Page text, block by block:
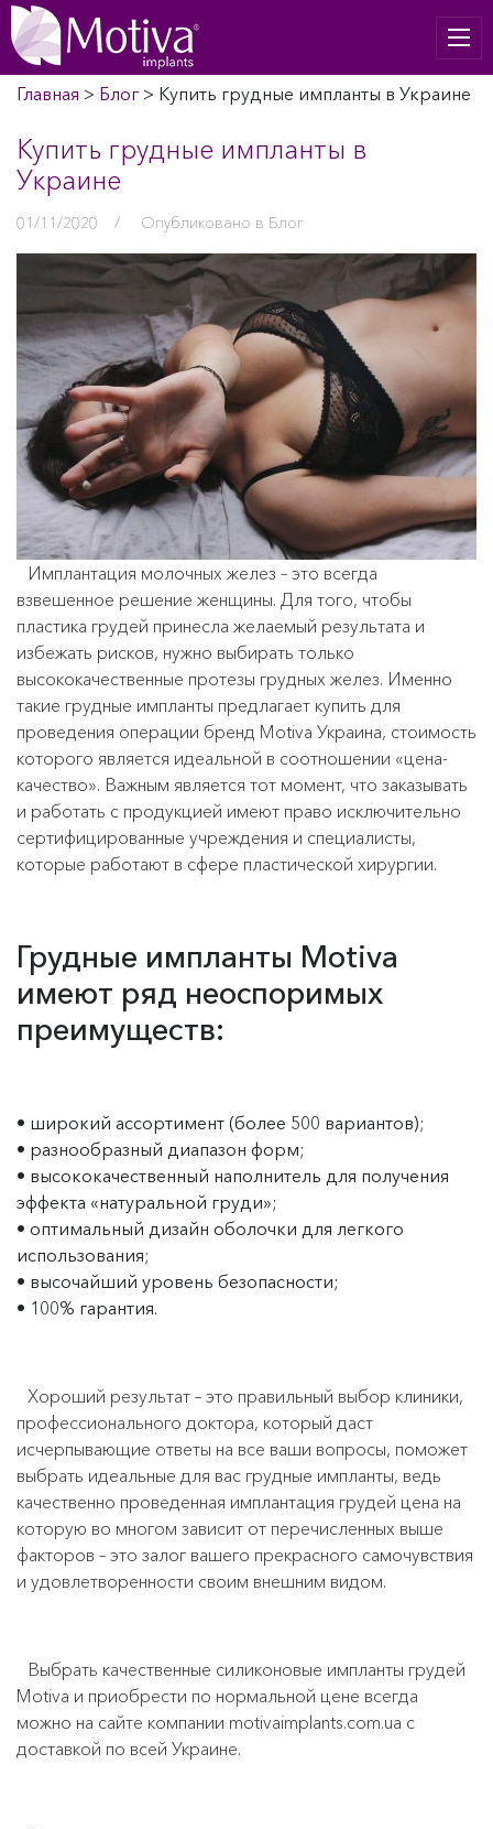
Главная > Блог > Купить грудные импланты в Украине
Купить грудные импланты в
Украине
01/11/2020 / Опубликовано в Блог
Имплантация молочных желез – это всегда
взвешенное решение женщины. Для того, чтобы
пластика грудей принесла желаемый результата и
избежать рисков, нужно выбирать только
высококачественные протезы грудных желез. Именно
такие грудные импланты предлагает купить для
проведения операции бренд Motiva Украина, стоимость
которого является идеальной в соотношении «цена-
качество». Важным является тот момент, что заказывать
и работать с продукцией имеют право исключительно
сертифицированные учреждения и специалисты,
которые работают в сфере пластической хирургии.
Грудные импланты Motiva
имеют ряд неоспоримых
преимуществ:
широкий ассортимент (более 500 вариантов);
разнообразный диапазон форм;
высококачественный наполнитель для получения
эффекта «натуральной груди»;
оптимальный дизайн оболочки для легкого
использования;
высочайший уровень безопасности;
100% гарантия.
Хороший результат – это правильный выбор клиники,
профессионального доктора, который даст
исчерпывающие ответы на все ваши вопросы, поможет
выбрать идеальные для вас грудные импланты, ведь
качественно проведенная имплантация грудей цена на
которую во многом зависит от перечисленных выше
факторов – это залог вашего прекрасного самочувствия
и удовлетворенности своим внешним видом.
Выбрать качественные силиконовые импланты грудей
Motiva и приобрести по нормальной цене всегда
можно на сайте компании motivaimplants.com.ua с
доставкой по всей Украине.